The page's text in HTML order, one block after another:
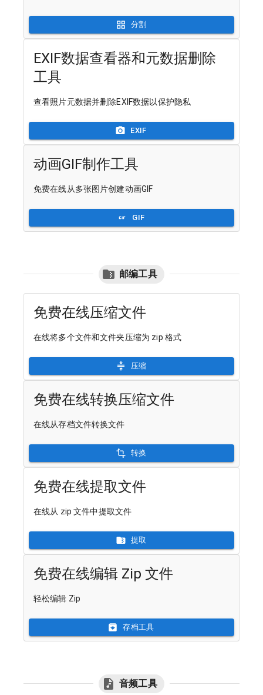
分割
EXIF数据查看器和元数据删除
工具
查看照片元数据并删除EXIF数据以保护隐私
EXIF
动画GIF制作工具
免费在线从多张图片创建动画GIF
GIF
邮编工具
免费在线压缩文件
在线将多个文件和文件夹压缩为 zip 格式
压缩
免费在线转换压缩文件
在线从存档文件转换文件
转换
免费在线提取文件
在线从 zip 文件中提取文件
提取
免费在线编辑 Zip 文件
轻松编辑 Zip
存档工具
音频工具